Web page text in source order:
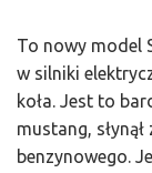
To nowy model
w silniki
koła. Jest to
mustang,
benzynowego.